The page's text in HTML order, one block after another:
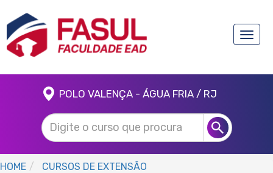
Toggle
POLO VALENÇA - ÁGUA FRIA / RJ
HOME
CURSOS DE EXTENSÃO